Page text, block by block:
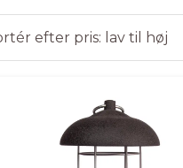
efter
pris:
til
høj